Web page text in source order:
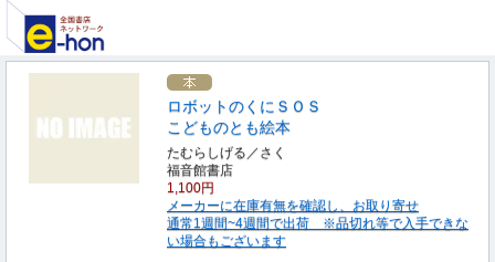
ロボットのくにＳＯＳ
こどものとも絵本
たむらしげる／さく
福音館書店
1,100円
メーカーに在庫有無を確認し、お取り寄せ
通常1週間~4週間で出荷 ※品切れ等で入手できな
い場合もございます